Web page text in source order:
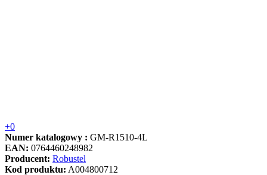
+0
Numer katalogowy : GM-R1510-4L
EAN: 0764460248982
Producent: Robustel
Kod produktu: A004800712